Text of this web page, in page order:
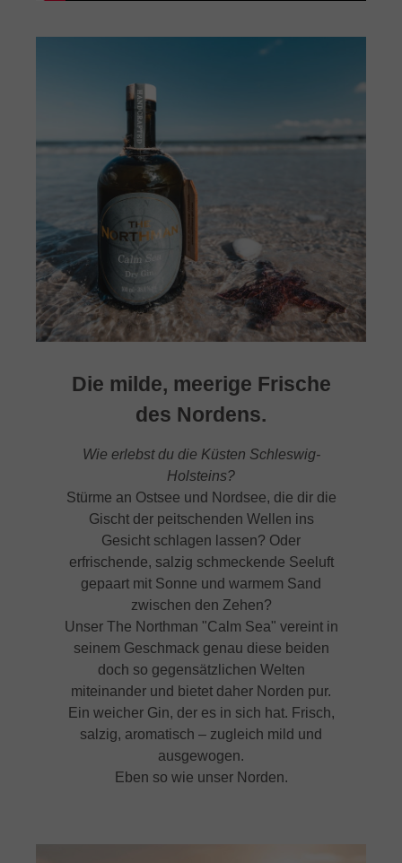
Die milde, meerige Frische
des Nordens.
Wie erlebst du die Küsten Schleswig-
Holsteins?
Stürme an Ostsee und Nordsee, die dir die
Gischt der peitschenden Wellen ins
Gesicht schlagen lassen? Oder
erfrischende, salzig schmeckende Seeluft
gepaart mit Sonne und warmem Sand
zwischen den Zehen?
Unser The Northman "Calm Sea" vereint in
seinem Geschmack genau diese beiden
doch so gegensätzlichen Welten
miteinander und bietet daher Norden pur.
Ein weicher Gin, der es in sich hat. Frisch,
salzig, aromatisch – zugleich mild und
ausgewogen.
Eben so wie unser Norden.